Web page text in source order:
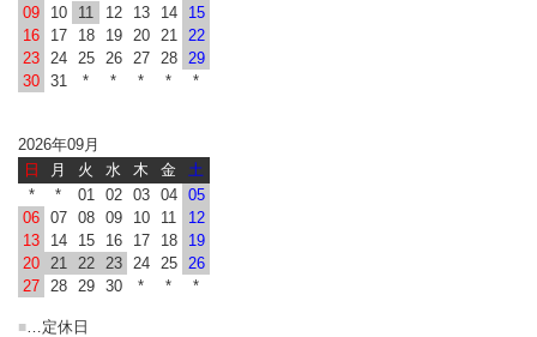
09
10 11 12 13 14
15
16
17 18 19 20 21
22
23
24 25 26 27 28
29
30 31 * * * * *
2026年09月
日
月 火 水 木 金
土
*
* 01 02 03 04
05
06 07 08 09 10 11
12
13
14 15 16 17 18
19
20
21 22 23 24 25
26
27
28 29 30 * * *
■ …定休日